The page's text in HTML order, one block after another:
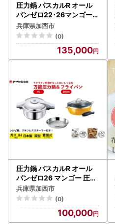
圧力鍋 パスカルR オール
パンゼロ22･26マンゴー
圧力鍋
兵庫県加西市
(0)
135,000
圧力鍋 パスカルR オール
パンゼロ26 マンゴー 圧力
鍋
兵庫県加西市
(0)
100,000